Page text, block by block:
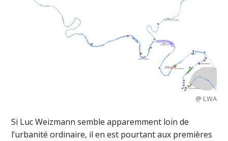
@ LWA
Si Luc Weizmann semble apparemment loin de
l’urbanité ordinaire, il en est pourtant aux premières